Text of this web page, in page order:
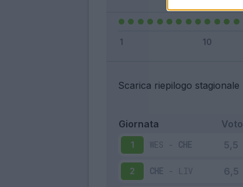
Scarica riepilogo stagionale
Giornata Voto
1 WES - CHE
2 CHE - LIV